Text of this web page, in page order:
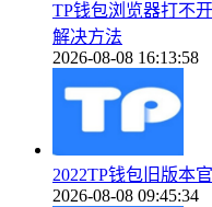
TP钱包浏览器打不
解决方法
2026-08-08 16:13:58
2022TP钱包旧版本
2026-08-08 09:45:34